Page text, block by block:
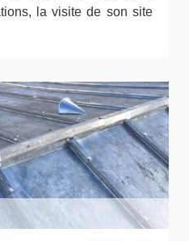
la visite de son site